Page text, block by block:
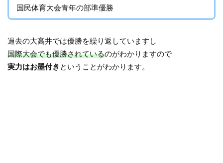
国民体育大会青年の部準優勝
過去の大高井では優勝を繰り返していますし
国際大会でも優勝されているのがわかりますので
実力はお墨付き ということがわかります。